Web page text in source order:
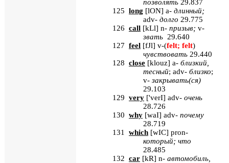
позволять 29.837
125 long [lON] a- длинный;
adv- долго 29.775
126 call [kLl] n- призыв; v-
звать 29.640
127 feel [fJl] v-(felt; felt)
чувствовать 29.440
128 close [klouz] a- близкий,
тесный; adv- близко;
v- закрывать(ся)
29.103
129 very ['verI] adv- очень
28.726
130 why [waI] adv- почему
28.719
131 which [wIC] pron-
который; что
28.485
132 car [kR] n- автомобиль,